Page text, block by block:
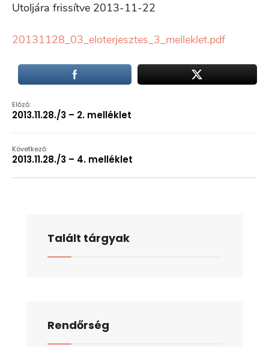
Utoljára frissítve 2013-11-22
20131128_03_eloterjesztes_3_melleklet.pdf
Előző:
2013.11.28./3 – 2. melléklet
Következő:
2013.11.28./3 – 4. melléklet
Talált tárgyak
Rendőrség